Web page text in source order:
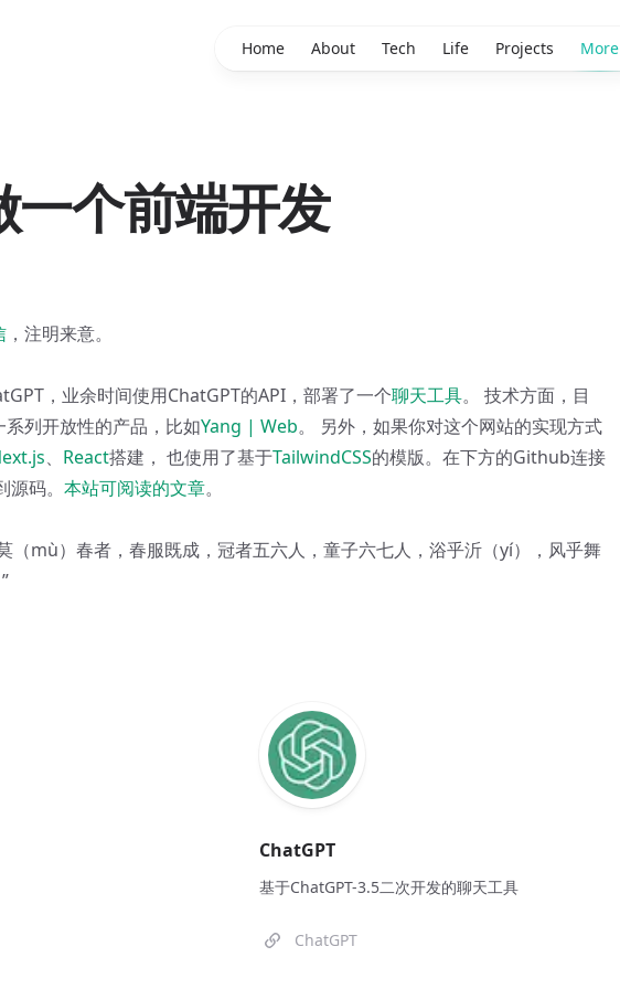
Home About Tech Life Projects More
一个前端开发
，注明来意。
，业余时间使用ChatGPT的API，部署了一个聊天工具。 技术方面，目
列开放性的产品，比如Yang | Web。 另外，如果你对这个网站的实现方式
、 React搭建， 也使用了基于TailwindCSS的模版。在下方的Github连接
码。 本站可阅读的文章。
（mù）春者，春服既成，冠者五六人，童子六七人，浴乎沂（yí），风乎舞
ChatGPT
基于ChatGPT-3.5二次开发的聊天工具
ChatGPT